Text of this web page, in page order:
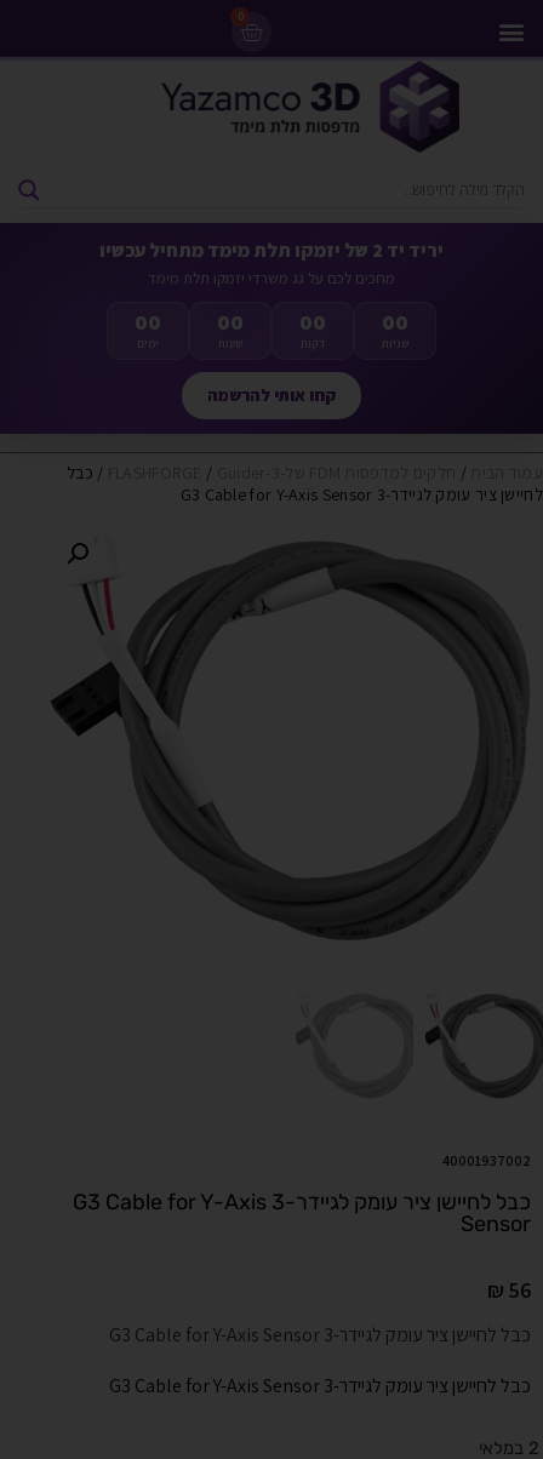
0
יריד יד 2 של יזמקו תלת מימד מתחיל עכשיו
מחכים לכם על גג משרדי יזמקו תלת מימד
00
ימים
00
שעות
00
דקות
00
שניות
קחו אותי להרשמה
/
/
/ כבל
לחיישן ציר עומק לגיידר-3 G3 Cable for Y-Axis Sensor
40001937002
כבל לחיישן ציר עומק לגיידר-3 G3 Cable for Y-Axis
Sensor
₪ 56
כבל לחיישן ציר עומק לגיידר-3 G3 Cable for Y-Axis Sensor
כבל לחיישן ציר עומק לגיידר-3 G3 Cable for Y-Axis Sensor
2 במלאי